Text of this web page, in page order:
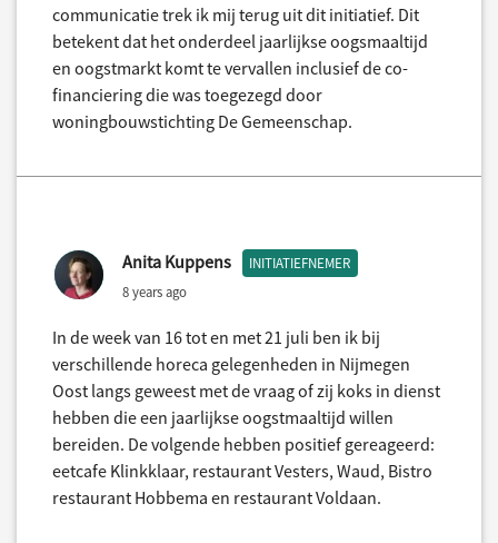
communicatie trek ik mij terug uit dit initiatief. Dit
betekent dat het onderdeel jaarlijkse oogsmaaltijd
en oogstmarkt komt te vervallen inclusief de co-
financiering die was toegezegd door
woningbouwstichting De Gemeenschap.
Anita Kuppens INITIATIEFNEMER
8 years ago
In de week van 16 tot en met 21 juli ben ik bij
verschillende horeca gelegenheden in Nijmegen
Oost langs geweest met de vraag of zij koks in dienst
hebben die een jaarlijkse oogstmaaltijd willen
bereiden. De volgende hebben positief gereageerd:
eetcafe Klinkklaar, restaurant Vesters, Waud, Bistro
restaurant Hobbema en restaurant Voldaan.